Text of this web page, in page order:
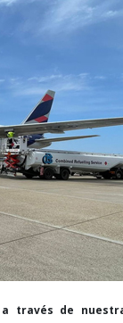
través de